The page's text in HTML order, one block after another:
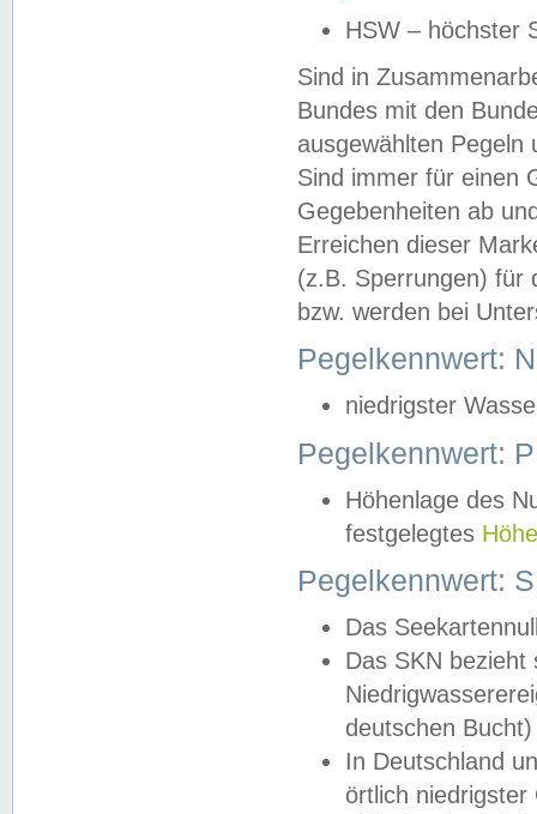
HSW – höchster
Sind in
Bundes mit den
ausgewählten
Sind immer für einen
Gegebenheiten ab
Erreichen dieser
(z.B. Sperrungen) für
bzw. werden bei
Pegelkennwert:
niedrigster
Pegelkennwert:
Höhenlage des
festgelegtes
Pegelkennwert:
Das
Das SKN
deutschen
In Deutschland
örtlich